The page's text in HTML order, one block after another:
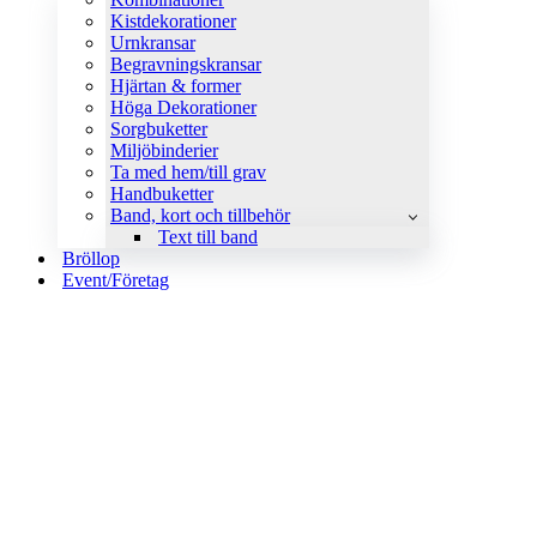
Kistdekorationer
Urnkransar
Begravningskransar
Hjärtan & former
Höga Dekorationer
Sorgbuketter
Miljöbinderier
Ta med hem/till grav
Handbuketter
Band, kort och tillbehör
Text till band
Bröllop
Event/Företag